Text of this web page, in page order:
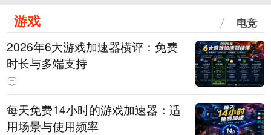
游戏 电竞
2026年6大游戏加速器横评：免费
时长与多端支持
每天免费14小时的游戏加速器：适
用场景与使用频率